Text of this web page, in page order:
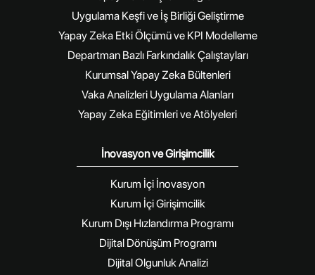
Uygulama Keşfi ve İş Birliği Geliştirme
Yapay Zeka Etki Ölçümü ve KPI Modelleme
Departman Bazlı Farkındalık Çalıştayları
Kurumsal Yapay Zeka Bültenleri
Vaka Analizleri Uygulama Alanları
Yapay Zeka Eğitimleri ve Atölyeleri
İnovasyon ve Girişimcilik
Kurum İçi İnovasyon
Kurum İçi Girişimcilik
Kurum Dışı Hızlandırma Programı
Dijital Dönüşüm Programı
Dijital Olgunluk Analizi